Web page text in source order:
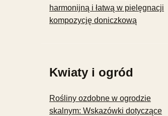
harmonijną i łatwą w pielęgnacji
kompozycję doniczkową
Kwiaty i ogród
Rośliny ozdobne w ogrodzie
skalnym: Wskazówki dotyczące